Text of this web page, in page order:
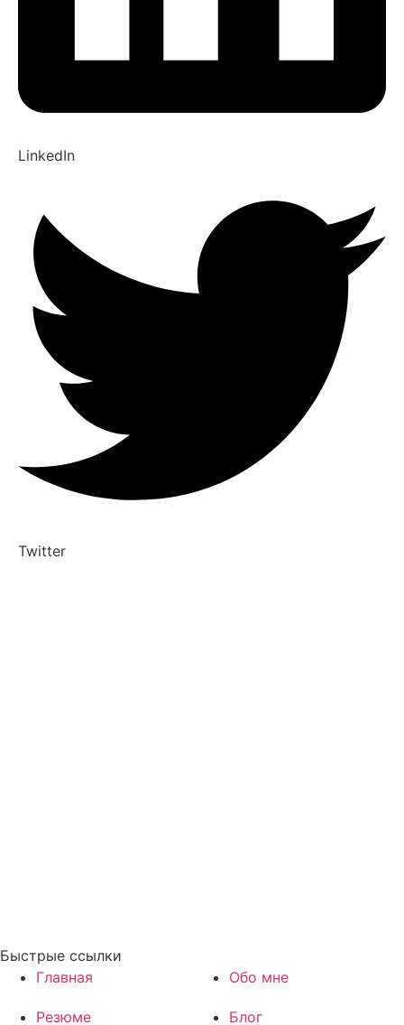
LinkedIn
Twitter
Быстрые ссылки
Главная
Обо мне
Резюме Блог